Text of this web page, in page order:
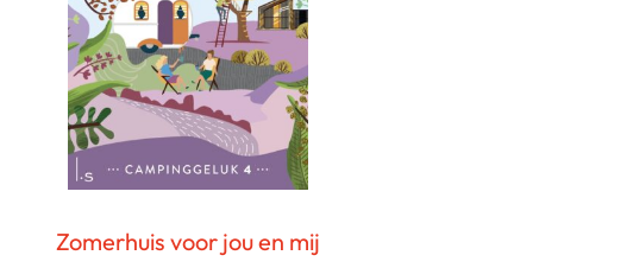
Zomerhuis voor jou en mij